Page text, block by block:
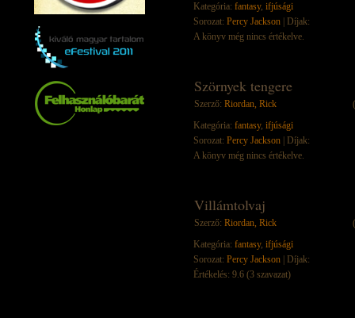
Kategória: fantasy, ifjúsági
Sorozat: Percy Jackson | Díjak:
A könyv még nincs értékelve.
Szörnyek tengere
Szerző: Riordan, Rick
Kategória: fantasy, ifjúsági
Sorozat: Percy Jackson | Díjak:
A könyv még nincs értékelve.
Villámtolvaj
Szerző: Riordan, Rick
Kategória: fantasy, ifjúsági
Sorozat: Percy Jackson | Díjak:
Értékelés: 9.6 (3 szavazat)